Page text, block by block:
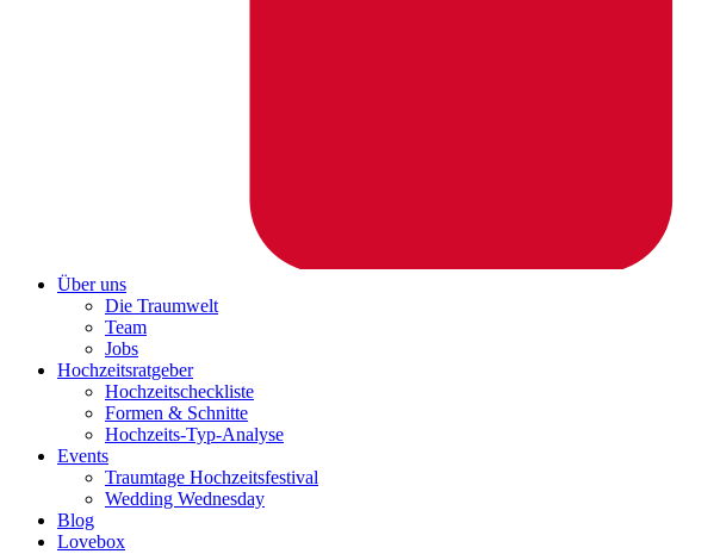
Über uns
Die Traumwelt
Team
Jobs
Hochzeitsratgeber
Hochzeitscheckliste
Formen & Schnitte
Hochzeits-Typ-Analyse
Events
Traumtage Hochzeitsfestival
Wedding Wednesday
Blog
Lovebox